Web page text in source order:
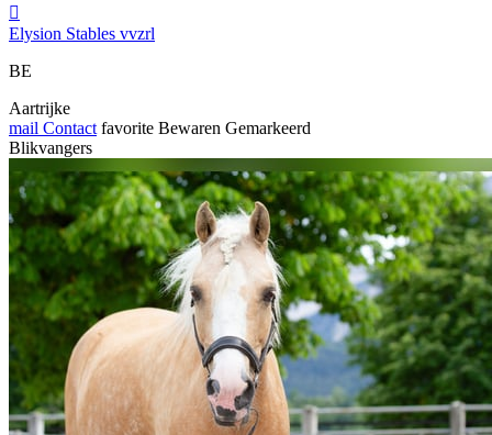

Elysion Stables vvzrl
BE
Aartrijke
mail Contact favorite Bewaren Gemarkeerd
Blikvangers